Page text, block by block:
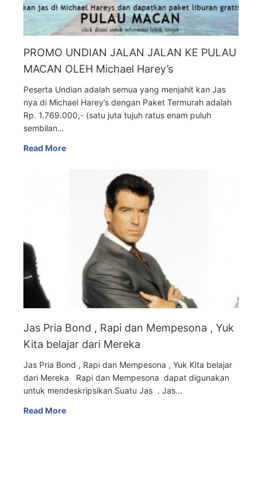
PROMO UNDIAN JALAN JALAN KE PULAU
MACAN OLEH Michael Harey’s
Peserta Undian adalah semua yang menjahit kan Jas
nya di Michael Harey’s dengan Paket Termurah adalah
Rp. 1.769.000,- (satu juta tujuh ratus enam puluh
sembilan…
Read More
Jas Pria Bond , Rapi dan Mempesona , Yuk
Kita belajar dari Mereka
Jas Pria Bond , Rapi dan Mempesona , Yuk Kita belajar
dari Mereka Rapi dan Mempesona dapat digunakan
untuk mendeskripsikan Suatu Jas . Jas…
Read More